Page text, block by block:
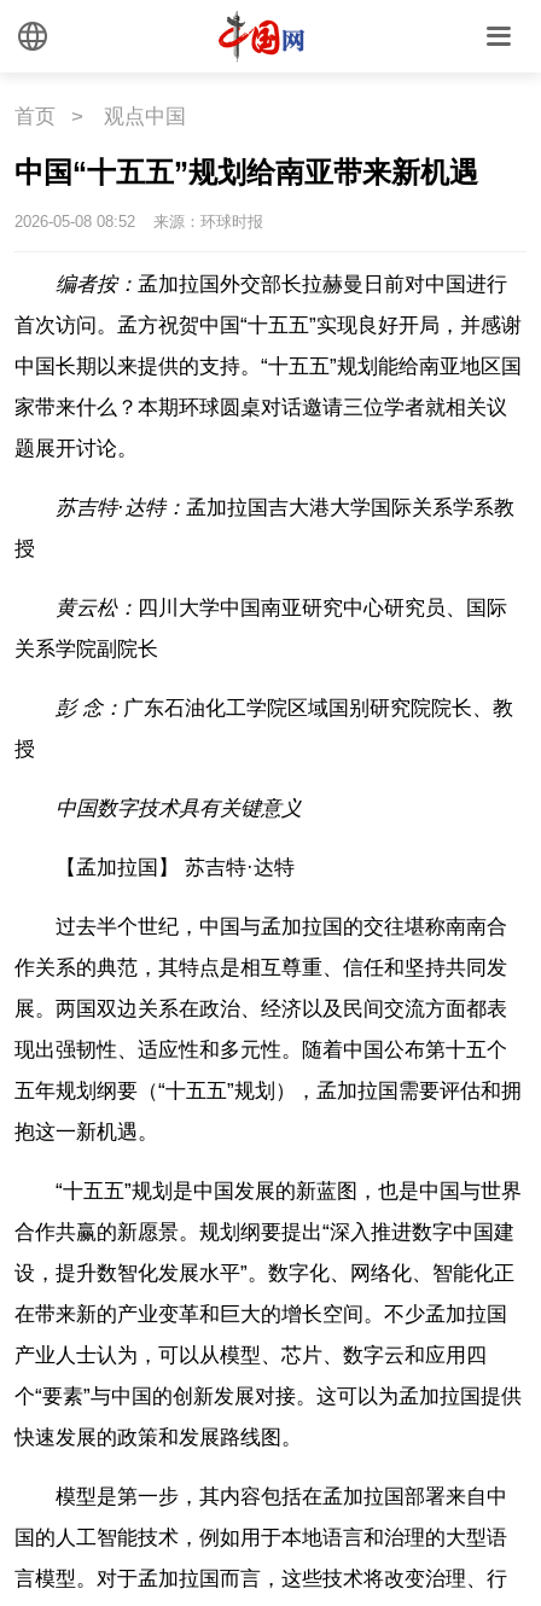
首页 > 观点中国
中国“十五五”规划给南亚带来新机遇
2026-05-08 08:52 来源：环球时报
编者按： 孟加拉国外交部长拉赫曼日前对中国进行
首次访问。孟方祝贺中国“十五五”实现良好开局，并感谢
中国长期以来提供的支持。“十五五”规划能给南亚地区国
家带来什么？本期环球圆桌对话邀请三位学者就相关议
题展开讨论。
苏吉特·达特： 孟加拉国吉大港大学国际关系学系教
授
黄云松： 四川大学中国南亚研究中心研究员、国际
关系学院副院长
彭 念： 广东石油化工学院区域国别研究院院长、教
授
中国数字技术具有关键意义
【孟加拉国】 苏吉特·达特
过去半个世纪，中国与孟加拉国的交往堪称南南合
作关系的典范，其特点是相互尊重、信任和坚持共同发
展。两国双边关系在政治、经济以及民间交流方面都表
现出强韧性、适应性和多元性。随着中国公布第十五个
五年规划纲要（“十五五”规划），孟加拉国需要评估和拥
抱这一新机遇。
“十五五”规划是中国发展的新蓝图，也是中国与世界
合作共赢的新愿景。规划纲要提出“深入推进数字中国建
设，提升数智化发展水平”。数字化、网络化、智能化正
在带来新的产业变革和巨大的增长空间。不少孟加拉国
产业人士认为，可以从模型、芯片、数字云和应用四
个“要素”与中国的创新发展对接。这可以为孟加拉国提供
快速发展的政策和发展路线图。
模型是第一步，其内容包括在孟加拉国部署来自中
国的人工智能技术，例如用于本地语言和治理的大型语
言模型。对于孟加拉国而言，这些技术将改变治理、行